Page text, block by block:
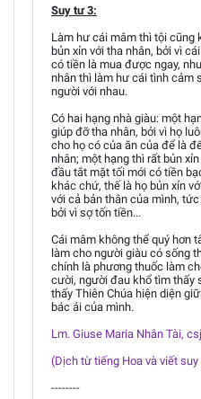
Suy tư 3:
Làm hư cái mâm thì tội cũng
bủn xỉn với tha nhân, bởi vì
có tiền là mua được ngay,
nhân thì làm hư cái tình cảm
người với nhau.
Có hai hạng nhà giàu: một
giúp đỡ tha nhân, bởi vì họ
cho họ có của ăn của để là
nhân; một hạng thì rất bủn
đầu tắt mặt tối mới có tiền
khác chứ, thế là họ bủn xỉn
với cả bản thân của mình,
bởi vì sợ tốn tiền...
Cái mâm không thể quý hơn
làm cho người giàu có sống
chính là phương thuốc làm
cười, người đau khổ tìm thấy
thấy Thiên Chúa hiện diện
bác ái của mình.
Lm. Giuse Maria Nhân Tài,
(Dịch từ tiếng Hoa và viết
--------